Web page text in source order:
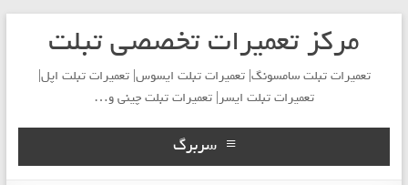
مرکز تعمیرات تخصصی تبلت
تعمیرات تبلت سامسونگ| تعمیرات تبلت ایسوس| تعمیرات تبلت اپل|
تعمیرات تبلت ایسر| تعمیرات تبلت چینی و…
سربرگ